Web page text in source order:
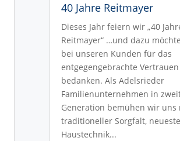
40 Jahre Reitmayer
Dieses Jahr feiern wir „40
Reitmayer“ …und dazu
bei unseren Kunden für das
entgegengebrachte
bedanken. Als Adelsrieder
Familienunternehmen in
Generation bemühen wir uns
traditioneller Sorgfalt,
Haustechnik...